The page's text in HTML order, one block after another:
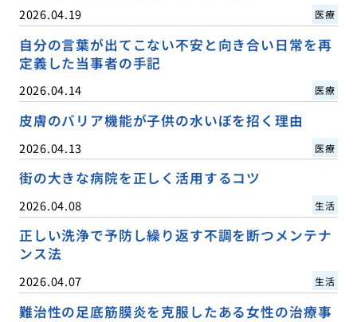
2026.04.19 医療
自分の言葉が出てこない不安と向き合い日常を再
定義した当事者の手記
2026.04.14 医療
皮膚のバリア機能が子供の水いぼを招く理由
2026.04.13 医療
街の大きな病院を正しく活用するコツ
2026.04.08 生活
正しい洗浄で予防し繰り返す不調を断つメンテナ
ンス法
2026.04.07 生活
難治性の足底筋膜炎を克服したある女性の治療事